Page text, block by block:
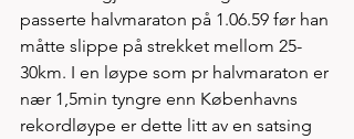
passerte halvmaraton på 1.06.59 før han
måtte slippe på strekket mellom 25-
30km. I en løype som pr halvmaraton er
nær 1,5min tyngre enn Københavns
rekordløype er dette litt av en satsing